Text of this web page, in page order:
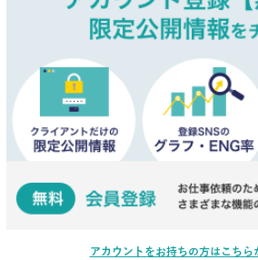
アカウントをお持ちの方はこちら